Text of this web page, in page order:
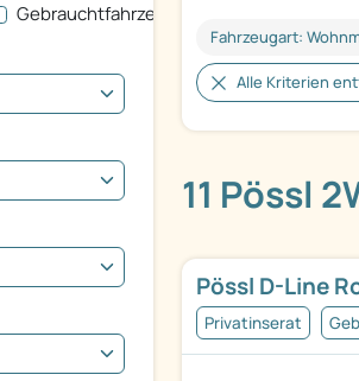
Fahrzeugart:
Alle Kriterien
11 Pössl
Pössl D-Line
Privatinserat
Gebrauchtfahrzeug